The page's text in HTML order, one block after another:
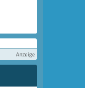
Anzeige